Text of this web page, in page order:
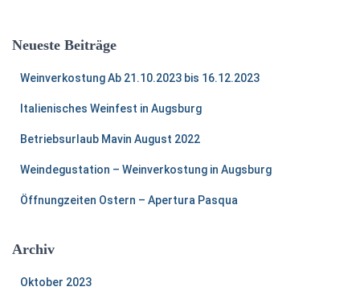
n
Neueste Beiträge
Weinverkostung Ab 21.10.2023 bis 16.12.2023
Italienisches Weinfest in Augsburg
Betriebsurlaub Mavin August 2022
Weindegustation – Weinverkostung in Augsburg
Öffnungzeiten Ostern – Apertura Pasqua
Archiv
Oktober 2023